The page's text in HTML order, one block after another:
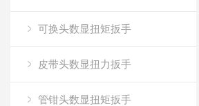
可换头数显扭矩扳手
皮带头数显扭力扳手
管钳头数显扭矩扳手